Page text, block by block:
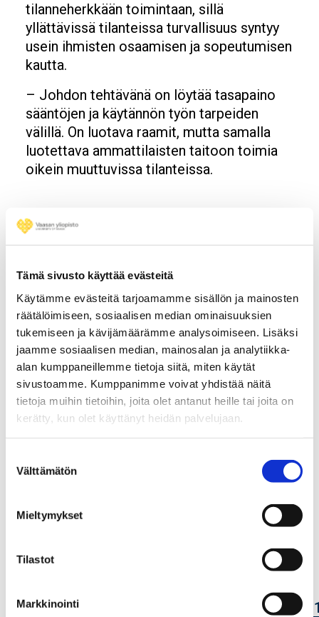
Tämä sivusto käyttää evästeitä
Käytämme evästeitä tarjoamamme sisällön ja mainosten
räätälöimiseen, sosiaalisen median ominaisuuksien
tukemiseen ja kävijämäärämme analysoimiseen. Lisäksi
jaamme sosiaalisen median, mainosalan ja analytiikka-
alan kumppaneillemme tietoja siitä, miten käytät
sivustoamme. Kumppanimme voivat yhdistää näitä
tietoja muihin tietoihin, joita olet antanut heille tai joita on
kerätty, kun olet käyttänyt heidän palvelujaan.
valinta
Välttämätön
Mieltymykset
Tilastot
Markkinointi
tilanneherkkään toimintaan, sillä
yllättävissä tilanteissa turvallisuus syntyy
usein ihmisten osaamisen ja sopeutumisen
kautta.
– Johdon tehtävänä on löytää tasapaino
sääntöjen ja käytännön työn tarpeiden
välillä. On luotava raamit, mutta samalla
luotettava ammattilaisten taitoon toimia
oikein muuttuvissa tilanteissa.
Väitöskirja
näkökulma terveydenhuollon
potilasturvallisuuteen. Acta Wasaensia
583. Väitöskirja. Vaasan yliopisto.
Julkaisun PDF
Väitöstilaisuus
“Systeeminen näkökulma terveydenhuollon
yliopiston Nissi-auditoriossa.
Väitöstilaisuutta on mahdollista seurata
https://uwasa.zoom.us/j/65802661426?